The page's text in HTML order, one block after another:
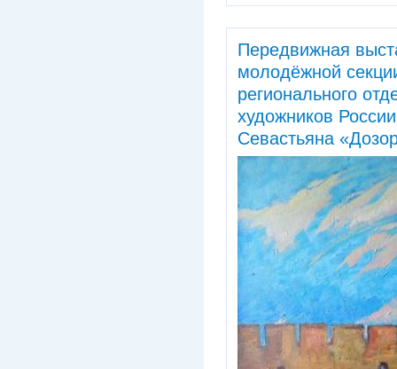
Передвижная
молодёжной
регионального
художников
Севастьяна